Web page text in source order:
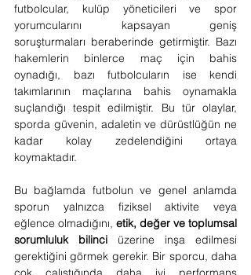
futbolcular, kulüp yöneticileri ve spor
yorumcularını kapsayan geniş
soruşturmaları beraberinde getirmiştir. Bazı
hakemlerin binlerce maç için bahis
oynadığı, bazı futbolcuların ise kendi
takımlarının maçlarına bahis oynamakla
suçlandığı tespit edilmiştir. Bu tür olaylar,
sporda güvenin, adaletin ve dürüstlüğün ne
kadar kolay zedelendiğini ortaya
koymaktadır.
Bu bağlamda futbolun ve genel anlamda
sporun yalnızca fiziksel aktivite veya
eğlence olmadığını, etik, değer ve toplumsal
sorumluluk bilinci üzerine inşa edilmesi
gerektiğini görmek gerekir. Bir sporcu, daha